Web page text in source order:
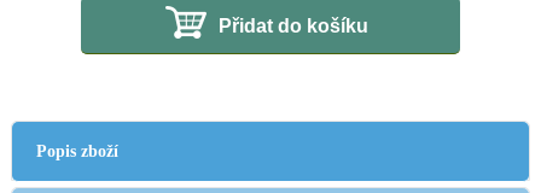
Přidat do košíku
Popis zboží